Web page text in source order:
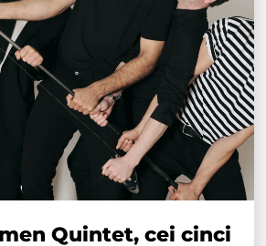
Quintet, cei cinci